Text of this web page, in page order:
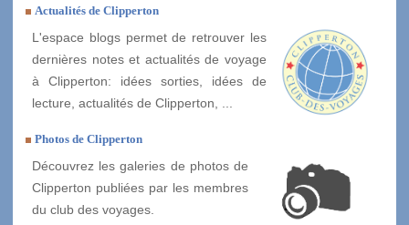
Actualités de Clipperton
L'espace blogs permet de retrouver les
dernières notes et actualités de voyage
à Clipperton: idées sorties, idées de
lecture, actualités de Clipperton, ...
Photos de Clipperton
Découvrez les galeries de photos de
Clipperton publiées par les membres
du club des voyages.